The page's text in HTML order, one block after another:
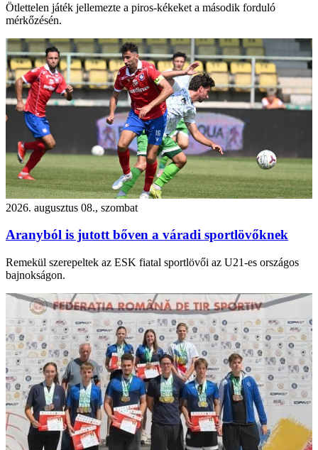
Ötlettelen játék jellemezte a piros-kékeket a második forduló
mérkőzésén.
2026. augusztus 08., szombat
Aranyból is jutott bőven a váradi sportlövőknek
Remekül szerepeltek az ESK fiatal sportlövői az U21-es országos
bajnokságon.